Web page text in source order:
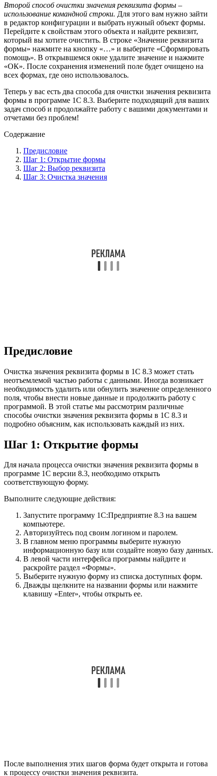
Второй способ очистки значения реквизита формы –
использование командной строки. Для этого вам нужно зайти
в редактор конфигурации и выбрать нужный объект формы.
Перейдите к свойствам этого объекта и найдите реквизит,
который вы хотите очистить. В строке «Значение реквизита
формы» нажмите на кнопку «…» и выберите «Сформировать
помощь». В открывшемся окне удалите значение и нажмите
«ОК». После сохранения изменений поле будет очищено на
всех формах, где оно использовалось.
Теперь у вас есть два способа для очистки значения реквизита
формы в программе 1С 8.3. Выберите подходящий для ваших
задач способ и продолжайте работу с вашими документами и
отчетами без проблем!
Содержание
Предисловие
Шаг 1: Открытие формы
Шаг 2: Выбор реквизита
Шаг 3: Очистка значения
Предисловие
Очистка значения реквизита формы в 1С 8.3 может стать
неотъемлемой частью работы с данными. Иногда возникает
необходимость удалить или обнулить значение определенного
поля, чтобы внести новые данные и продолжить работу с
программой. В этой статье мы рассмотрим различные
способы очистки значения реквизита формы в 1С 8.3 и
подробно объясним, как использовать каждый из них.
Шаг 1: Открытие формы
Для начала процесса очистки значения реквизита формы в
программе 1С версии 8.3, необходимо открыть
соответствующую форму.
Выполните следующие действия:
Запустите программу 1С:Предприятие 8.3 на вашем
компьютере.
Авторизуйтесь под своим логином и паролем.
В главном меню программы выберите нужную
информационную базу или создайте новую базу данных.
В левой части интерфейса программы найдите и
раскройте раздел «Формы».
Выберите нужную форму из списка доступных форм.
Дважды щелкните на названии формы или нажмите
клавишу «Enter», чтобы открыть ее.
После выполнения этих шагов форма будет открыта и готова
к процессу очистки значения реквизита.